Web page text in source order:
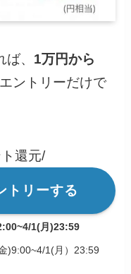
、 1万円から
ントリーだけで
還元/
トリーする
1(月)23:59
)9:00~4/1(月）23:59